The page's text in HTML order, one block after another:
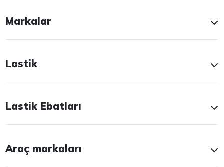
Markalar
Lastik
Lastik Ebatları
Araç markaları